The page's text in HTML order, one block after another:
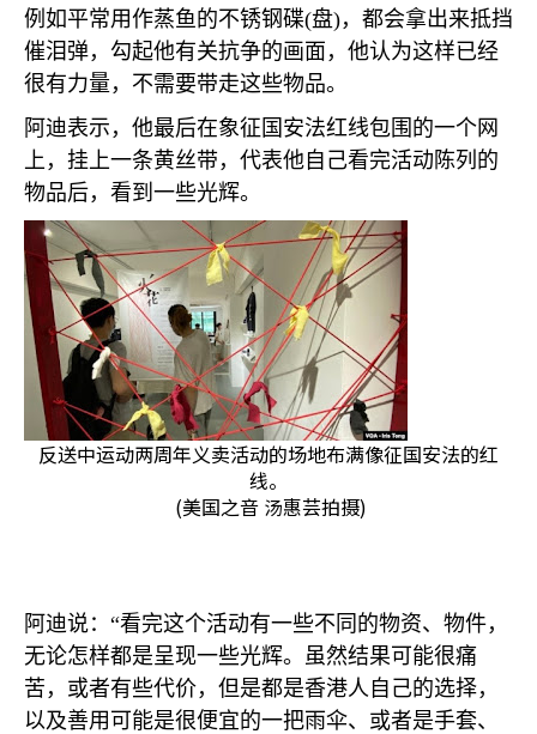
例如平常用作蒸鱼的不锈钢碟(盘)，都会拿出来抵挡
催泪弹，勾起他有关抗争的画面，他认为这样已经
很有力量，不需要带走这些物品。
阿迪表示，他最后在象征国安法红线包围的一个网
上，挂上一条黄丝带，代表他自己看完活动陈列的
物品后，看到一些光辉。
反送中运动两周年义卖活动的场地布满像征国安法的红
线。
(美国之音 汤惠芸拍摄)
阿迪说：“看完这个活动有一些不同的物资、物件，
无论怎样都是呈现一些光辉。虽然结果可能很痛
苦，或者有些代价，但是都是香港人自己的选择，
以及善用可能是很便宜的一把雨伞、或者是手套、